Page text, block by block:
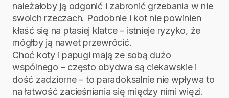
należałoby ją odgonić i zabronić grzebania w nie
swoich rzeczach. Podobnie i kot nie powinien
kłaść się na ptasiej klatce – istnieje ryzyko, że
mógłby ją nawet przewrócić.
Choć koty i papugi mają ze sobą dużo
wspólnego – często obydwa są ciekawskie i
dość zadziorne – to paradoksalnie nie wpływa to
na łatwość zacieśniania się między nimi więzi.